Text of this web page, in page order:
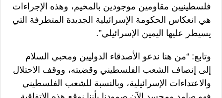
فلسطينيين مقاومين موجودين بالمخيم، وهذه الإجراءات
هي انعكاس الحكومة الإسرائيلية الجديدة المتطرفة التي
يسيطر عليها اليمين الإسرائيلي”.
وتابع: “من هنا ندعو الأصدقاء الدوليين ومحبي السلام
إلى إنصاف الشعب الفلسطيني وقضيته، ووقف الاحتلال
والاعتداءات الإسرائيلية، وبالنسبة للشعب الفلسطيني